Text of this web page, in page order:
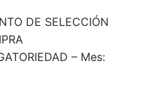
DE SELECCIÓN
– Mes: